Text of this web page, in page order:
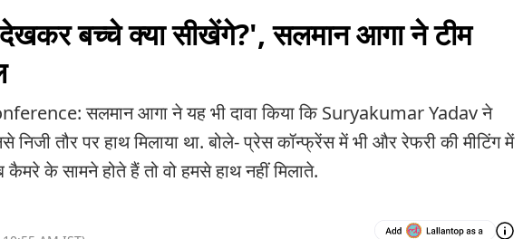
बच्चे क्या सीखेंगे?', सलमान आगा ने टीम
सलमान आगा ने यह भी दावा किया कि Suryakumar Yadav ने
तौर पर हाथ मिलाया था. बोले- प्रेस कॉन्फ्रेंस में भी और रेफरी की मीटिंग में
कैमरे के सामने होते हैं तो वो हमसे हाथ नहीं मिलाते.